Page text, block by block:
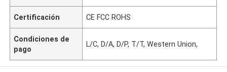
Certificación CE FCC ROHS
Condiciones de
pago
L/C, D/A, D/P, T/T, Western Union,